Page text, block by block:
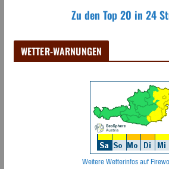
Zu den Top 20 in 24
WETTER-WARNUNGEN
Weitere Wetterinfos auf